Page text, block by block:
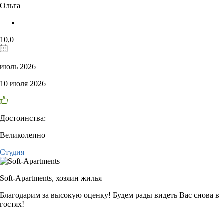
Ольга
10,0
июль 2026
10 июля 2026
Достоинства:
Великолепно
Студия
Soft-Apartments, хозяин жилья
Благодарим за высокую оценку! Будем рады видеть Вас снова в
гостях!